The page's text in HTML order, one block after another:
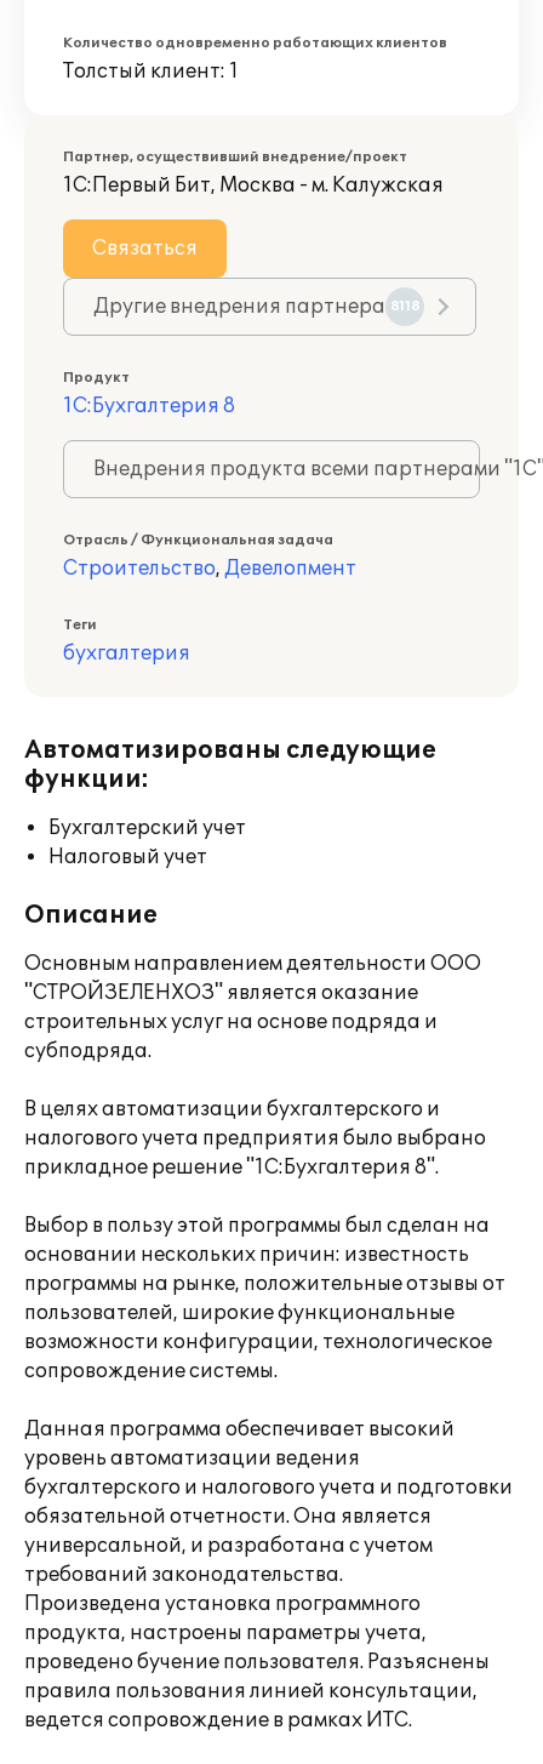
Количество одновременно работающих клиентов
Толстый клиент: 1
Партнер, осуществивший внедрение/проект
1С:Первый Бит, Москва - м. Калужская
Связаться
Другие внедрения партнера 8118
Продукт
1С:Бухгалтерия 8
Внедрения продукта всеми партнерами
Отрасль / Функциональная задача
Строительство, Девелопмент
Теги
бухгалтерия
Автоматизированы следующие
функции:
Бухгалтерский учет
Налоговый учет
Описание
Основным направлением деятельности ООО
"СТРОЙЗЕЛЕНХОЗ" является оказание
строительных услуг на основе подряда и
субподряда.
В целях автоматизации бухгалтерского и
налогового учета предприятия было выбрано
прикладное решение "1С:Бухгалтерия 8".
Выбор в пользу этой программы был сделан на
основании нескольких причин: известность
программы на рынке, положительные отзывы от
пользователей, широкие функциональные
возможности конфигурации, технологическое
сопровождение системы.
Данная программа обеспечивает высокий
уровень автоматизации ведения
бухгалтерского и налогового учета и подготовки
обязательной отчетности. Она является
универсальной, и разработана с учетом
требований законодательства.
Произведена установка программного
продукта, настроены параметры учета,
проведено бучение пользователя. Разъяснены
правила пользования линией консультации,
ведется сопровождение в рамках ИТС.